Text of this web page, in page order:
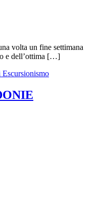
volta un fine settimana
e dell’ottima […]
Escursionismo